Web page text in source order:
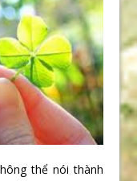
thể nói thành